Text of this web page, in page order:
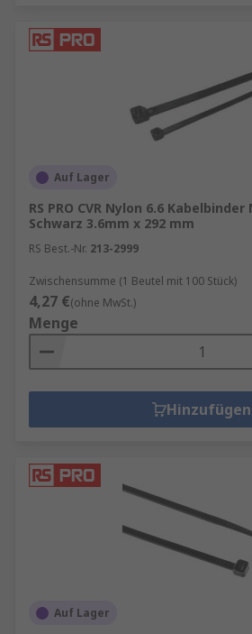
Auf Lager
RS PRO CVR Nylon 6.6
Schwarz 3.6mm x 292 mm
RS Best.-Nr. 213-2999
Zwischensumme (1 Beutel mit 100 Stück)
4,27 €(ohne MwSt.)
Menge
Hinzufügen
Auf Lager